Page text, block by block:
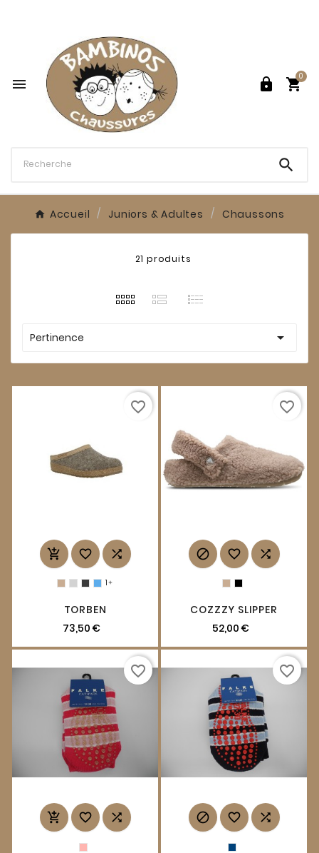
  
0

Accueil Juniors & Adultes Chaussons
21 produits
Pertinence 
  
1 
TORBEN
73,50 €
favorite_border
  
COZZZY SLIPPER
52,00 €
favorite_border
  
favorite_border
  
favorite_border